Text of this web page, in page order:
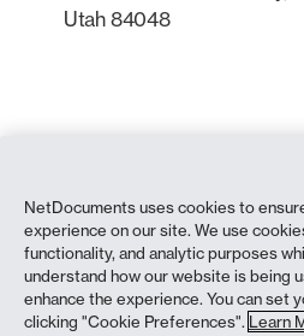
Utah 84048
Política de Privacidade
Política de privacidade (residentes
Declaração contra a Escravidão
Política de cookies
Conformidade
NetDocuments uses cookies to
experience on our site. We use
functionality, and analytic purposes
understand how our website is being
enhance the experience. You can set
clicking "Cookie Preferences". Learn